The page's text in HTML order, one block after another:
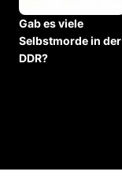
Gab es viele
Selbstmorde in der
DDR?